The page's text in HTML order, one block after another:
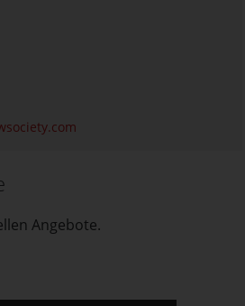
Angebote.